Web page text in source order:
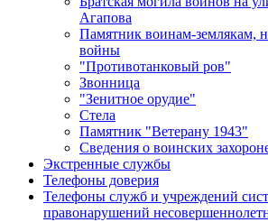
Агапова
Памятник воинам-землякам,
войны
"Противотанковый ров"
Звонница
"Зенитное орудие"
Cтела
Памятник "Ветерану 1943"
Сведения о воинских
Экстренные службы
Телефоны доверия
Телефоны служб и учреждений
правонарушений